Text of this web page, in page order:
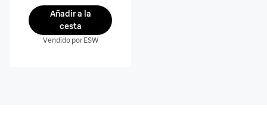
Añadir a la
cesta
Vendido por ESW